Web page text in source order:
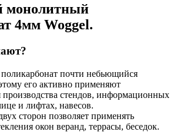
монолитный
4мм Woggel.
почти небьющийся
его активно применяют
стендов, информационных
и лифтах, навесов.
сторон позволяет применять
окон веранд, террасы, беседок.